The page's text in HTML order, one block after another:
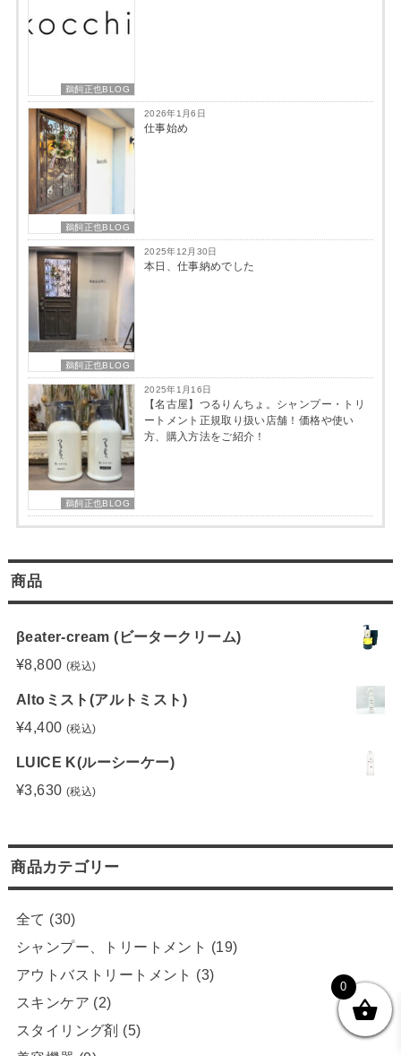
鵜飼正也BLOG
鵜飼正也BLOG
2026年1月6日
仕事始め
鵜飼正也BLOG
2025年12月30日
本日、仕事納めでした
鵜飼正也BLOG
2025年1月16日
【名古屋】つるりんちょ。シャンプー・トリ
ートメント正規取り扱い店舗！価格や使い
方、購入方法をご紹介！
商品
βeater-cream (ビータークリーム)
¥8,800 (税込)
Altoミスト(アルトミスト)
¥4,400 (税込)
LUICE K(ルーシーケー)
¥3,630 (税込)
商品カテゴリー
全て (30)
シャンプー、トリートメント (19)
アウトバストリートメント (3)
スキンケア (2)
スタイリング剤 (5)
0